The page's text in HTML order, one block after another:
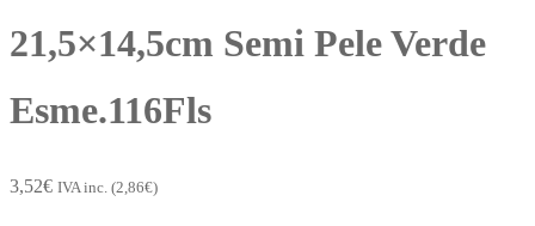
21,5×14,5cm Semi Pele Verde
Esme.116Fls
3,52€ IVA inc. (2,86€)